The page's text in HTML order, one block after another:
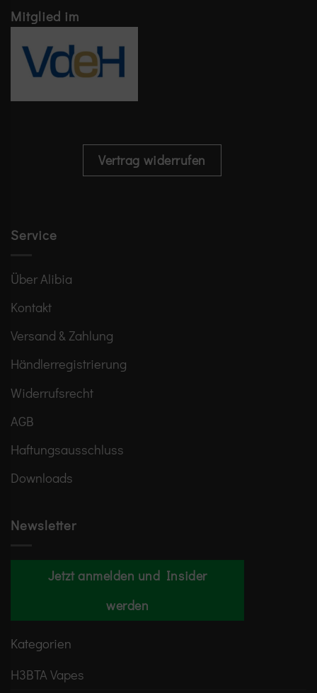
Mitglied im
Vertrag widerrufen
Service
Über Alibia
Kontakt
Versand & Zahlung
Händlerregistrierung
Widerrufsrecht
AGB
Haftungsausschluss
Downloads
Newsletter
Jetzt anmelden und Insider
werden
Kategorien
H3BTA Vapes